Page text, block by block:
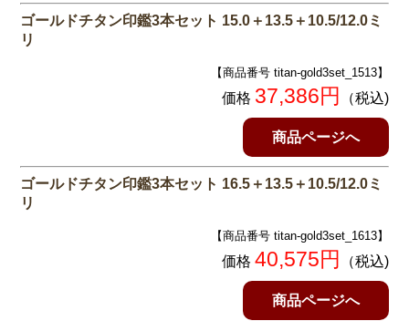
ゴールドチタン印鑑3本セット 15.0＋13.5＋10.5/12.0ミ
リ
【商品番号 titan-gold3set_1513】
価格 37,386円 （税込)
商品ページへ
ゴールドチタン印鑑3本セット 16.5＋13.5＋10.5/12.0ミ
リ
【商品番号 titan-gold3set_1613】
価格 40,575円 （税込)
商品ページへ